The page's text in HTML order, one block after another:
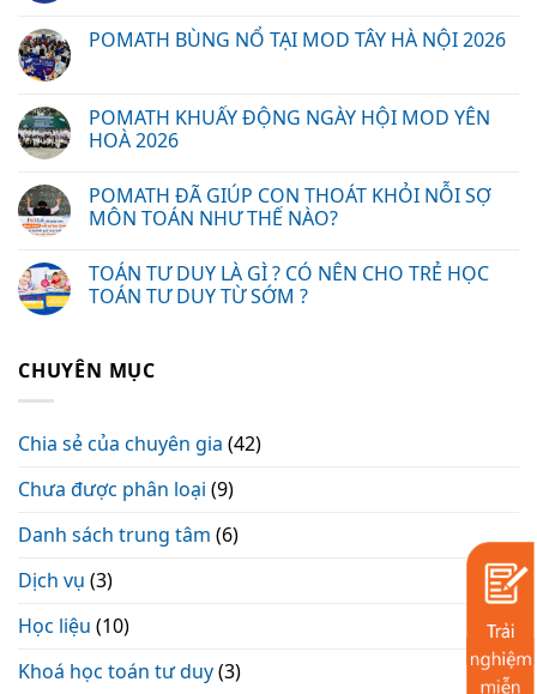
POMATH BÙNG NỔ TẠI MOD TÂY HÀ NỘI 2026
POMATH KHUẤY ĐỘNG NGÀY HỘI MOD YÊN
HOÀ 2026
POMATH ĐÃ GIÚP CON THOÁT KHỎI NỖI SỢ
MÔN TOÁN NHƯ THẾ NÀO?
TOÁN TƯ DUY LÀ GÌ ? CÓ NÊN CHO TRẺ HỌC
TOÁN TƯ DUY TỪ SỚM ?
CHUYÊN MỤC
Chia sẻ của chuyên gia (42)
Chưa được phân loại (9)
Danh sách trung tâm (6)
Dịch vụ (3)
Học liệu (10)
Khoá học toán tư duy(3)